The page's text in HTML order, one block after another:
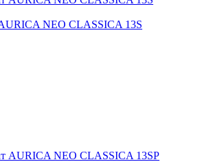
NEO CLASSICA 13S